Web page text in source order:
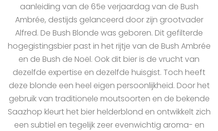
aanleiding van de 65e verjaardag van de Bush
Ambrée, destijds gelanceerd door zijn grootvader
Alfred. De Bush Blonde was geboren. Dit gefilterde
hogegistingsbier past in het rijtje van de Bush Ambrée
en de Bush de Noël. Ook dit bier is de vrucht van
dezelfde expertise en dezelfde huisgist. Toch heeft
deze blonde een heel eigen persoonlijkheid. Door het
gebruik van traditionele moutsoorten en de bekende
Saazhop kleurt het bier helderblond en ontwikkelt zich
een subtiel en tegelijk zeer evenwichtig aroma- en